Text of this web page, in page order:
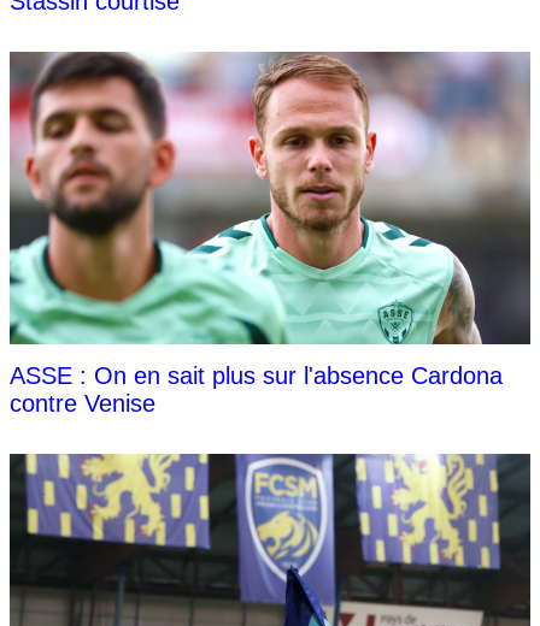
ASSE : On en sait plus sur l'absence Cardona
contre Venise